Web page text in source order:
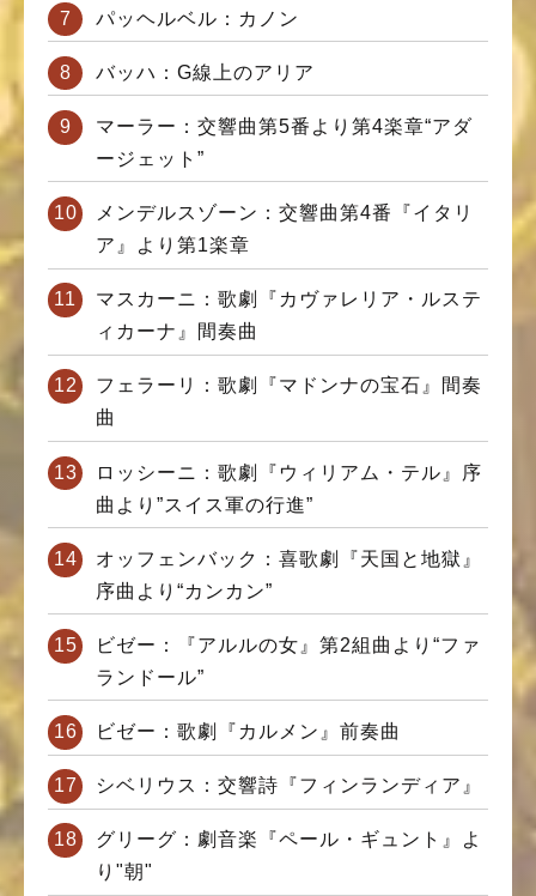
パッヘルベル：カノン
バッハ：G線上のアリア
マーラー：交響曲第5番より第4楽章“アダ
ージェット”
メンデルスゾーン：交響曲第4番『イタリ
ア』より第1楽章
マスカーニ：歌劇『カヴァレリア・ルステ
ィカーナ』間奏曲
フェラーリ：歌劇『マドンナの宝石』間奏
曲
ロッシーニ：歌劇『ウィリアム・テル』序
曲より”スイス軍の行進”
オッフェンバック：喜歌劇『天国と地獄』
序曲より“カンカン”
ビゼー：『アルルの女』第2組曲より“ファ
ランドール”
ビゼー：歌劇『カルメン』前奏曲
シベリウス：交響詩『フィンランディア』
グリーグ：劇音楽『ペール・ギュント』よ
り"朝"